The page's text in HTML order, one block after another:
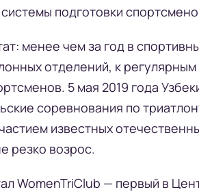
подготовки
менее чем за год в
отделений, к
5 мая 2019 года
соревнования по
известных
резко возрос.
WomenTriClub — первый в